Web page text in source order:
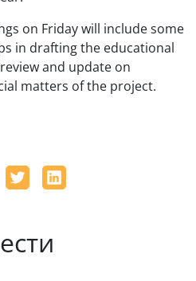
on Friday will include some
in drafting the educational
and update on
matters of the project.